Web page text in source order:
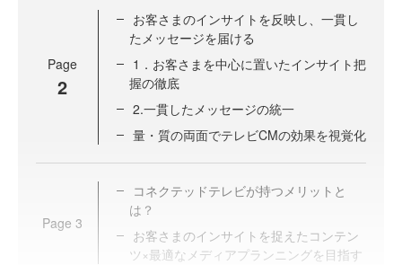
Page
2
お客さまのインサイトを反映し、一貫し
たメッセージを届ける
1．お客さまを中心に置いたインサイト把
握の徹底
2.一貫したメッセージの統一
量・質の両面でテレビCMの効果を視覚化
Page 3
コネクテッドテレビが持つメリットと
は？
お客さまのインサイトを捉えたコンテン
ツ×最適なメディアプランニングを目指す